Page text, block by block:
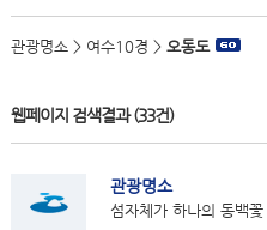
관광명소 > 여수10경 > 오동도
웹페이지 검색결과(33건)
관광명소
섬자체가 하나의 동백꽃